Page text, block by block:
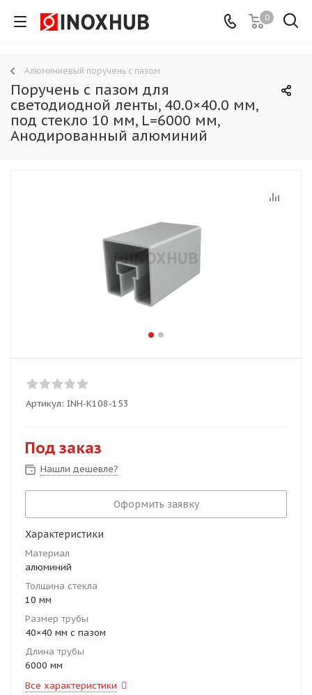
0
Алюминиевый поручень с пазом
Поручень с пазом для
светодиодной ленты, 40.0×40.0 мм,
под стекло 10 мм, L=6000 мм,
Анодированный алюминий
Артикул: INH-K108-153
Под заказ
Нашли дешевле?
Оформить заявку
Характеристики
Материал
алюминий
Толщина стекла
10 мм
Размер трубы
40×40 мм с пазом
Длина трубы
6000 мм
Все характеристики